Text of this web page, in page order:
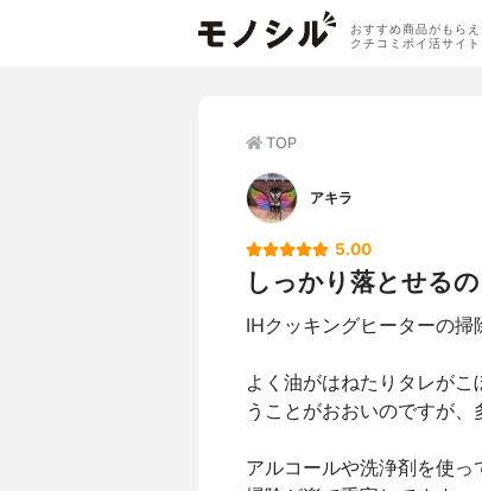
おすすめ商品がもらえ
クチコミポイ活サイト
TOP
アキラ
5.00
しっかり落とせる
IHクッキングヒーターの掃
よく油がはねたりタレが
うことがおおいのですが
アルコールや洗浄剤を使